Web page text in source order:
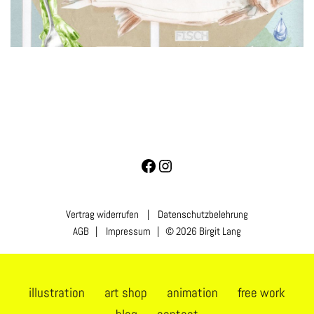
Vertrag widerrufen | Datenschutzbelehrung
AGB | Impressum | © 2026 Birgit Lang
illustration art shop animation
free work